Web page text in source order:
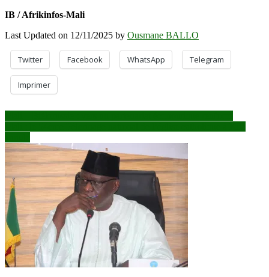
IB / Afrikinfos-Mali
Last Updated on 12/11/2025 by Ousmane BALLO
Twitter Facebook WhatsApp Telegram
Imprimer
Navigation
de
l’article